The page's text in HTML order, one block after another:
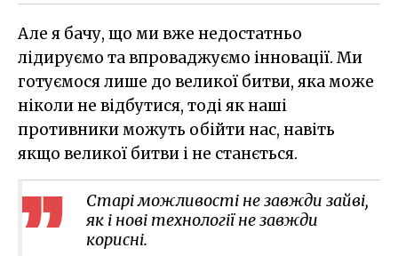
Але я бачу, що ми вже недостатньо
лідируємо та впроваджуємо інновації. Ми
готуємося лише до великої битви, яка може
ніколи не відбутися, тоді як наші
противники можуть обійти нас, навіть
якщо великої битви і не станється.
Старі можливості не завжди зайві,
як і нові технології не завжди
корисні.